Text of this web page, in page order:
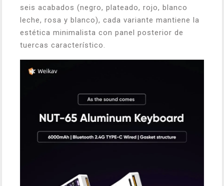
seis acabados (negro, plateado, rojo, blanco
leche, rosa y blanco), cada variante mantiene la
estética minimalista con panel posterior de
tuercas característico.